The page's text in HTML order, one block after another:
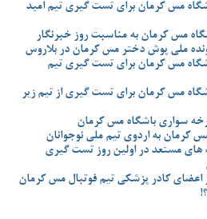
مس کرمان برای تست گیری تیم امید
مس کرمان به مناسبت روز خبرنگار
ملی پوش دختر مس کرمان در بلاروس
مس کرمان برای تست گیری تیم
مس کرمان برای تست گیری از تیم زیر
سواری باشگاه مس کرمان
کرمان به اردوی تیم ملی نوجوانان
مستعد در اولین روز تست گیری
اعضای کادر پزشکی تیم فوتبال مس کرمان